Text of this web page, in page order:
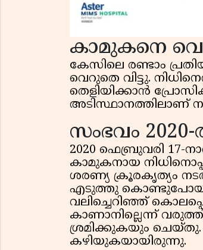
കാമുകനെ
കേസിലെ രണ്ടാം
വെറുതെ വിട്ടു.
തെളിയിക്കാൻ
അടിസ്ഥാനത്തിലാണ്
സംഭവം
2020 ഫെബ്രുവരി 17-
കാമുകനായ
ശരണ്യ ക്രൂരകൃത്യം
എടുത്തു കൊണ്ടുപോയി
വലിച്ചെറിഞ്ഞ്
കാണാനില്ലെന്ന്
ശ്രമിക്കുകയും
കഴിയുകയായിരുന്നു.